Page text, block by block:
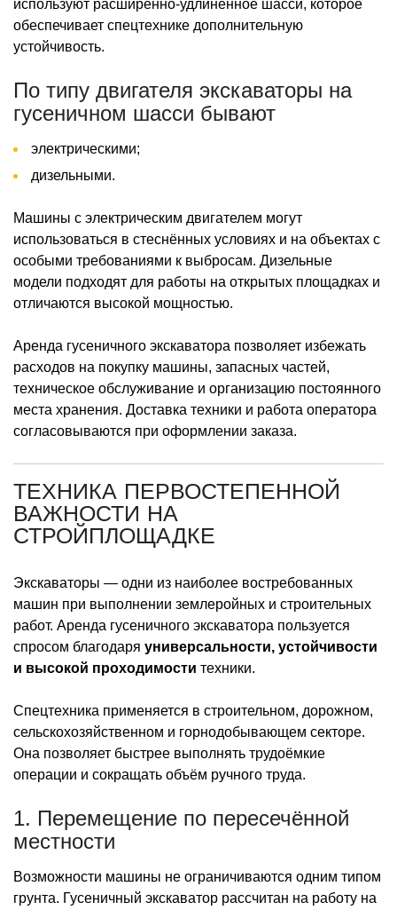
используют расширенно-удлинённое шасси, которое
обеспечивает спецтехнике дополнительную
устойчивость.
По типу двигателя экскаваторы на
гусеничном шасси бывают
электрическими;
дизельными.
Машины с электрическим двигателем могут
использоваться в стеснённых условиях и на объектах с
особыми требованиями к выбросам. Дизельные
модели подходят для работы на открытых площадках и
отличаются высокой мощностью.
Аренда гусеничного экскаватора позволяет избежать
расходов на покупку машины, запасных частей,
техническое обслуживание и организацию постоянного
места хранения. Доставка техники и работа оператора
согласовываются при оформлении заказа.
ТЕХНИКА ПЕРВОСТЕПЕННОЙ
ВАЖНОСТИ НА
СТРОЙПЛОЩАДКЕ
Экскаваторы — одни из наиболее востребованных
машин при выполнении землеройных и строительных
работ. Аренда гусеничного экскаватора пользуется
спросом благодаря универсальности, устойчивости
и высокой проходимости техники.
Спецтехника применяется в строительном, дорожном,
сельскохозяйственном и горнодобывающем секторе.
Она позволяет быстрее выполнять трудоёмкие
операции и сокращать объём ручного труда.
1. Перемещение по пересечённой
местности
Возможности машины не ограничиваются одним типом
грунта. Гусеничный экскаватор рассчитан на работу на